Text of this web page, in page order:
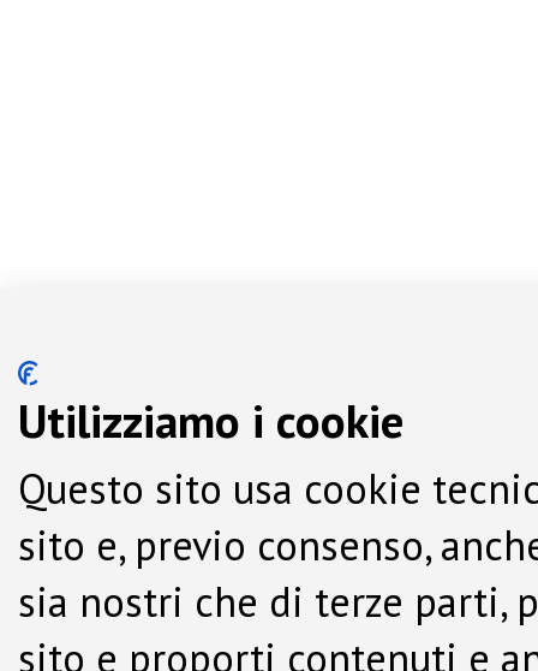
Utilizziamo i cookie
Questo sito usa cookie
sito e, previo consenso,
sia nostri che di terze parti,
sito e proporti contenuti e